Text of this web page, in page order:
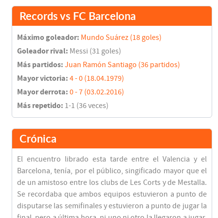
Records vs FC Barcelona
Máximo goleador: Mundo Suárez (18 goles)
Goleador rival: Messi (31 goles)
Más partidos: Juan Ramón Santiago (36 partidos)
Mayor victoria: 4 - 0 (18.04.1979)
Mayor derrota: 0 - 7 (03.02.2016)
Más repetido: 1-1 (36 veces)
Crónica
El encuentro librado esta tarde entre el Valencia y el
Barcelona, tenía, por el público, singificado mayor que el
de un amistoso entre los clubs de Les Corts y de Mestalla.
Se recordaba que ambos equipos estuvieron a punto de
disputarse las semifinales y estuvieron a punto de jugar la